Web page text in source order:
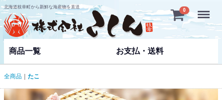
北海道枝幸町から新鮮な海産物を直送
0
商品一覧 お支払・送料
Menu
全商品 たこ